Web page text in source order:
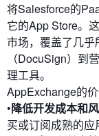
将Salesforce的
它的App Store。
市场，覆盖了几
（DocuSign）到
理工具。
AppExchange的价
•降低开发成本和
买或订阅成熟的应